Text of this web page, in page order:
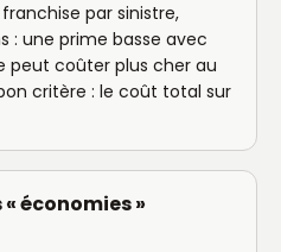
par sinistre,
: une prime basse avec
peut coûter plus cher au
critère : le coût total sur
économies »